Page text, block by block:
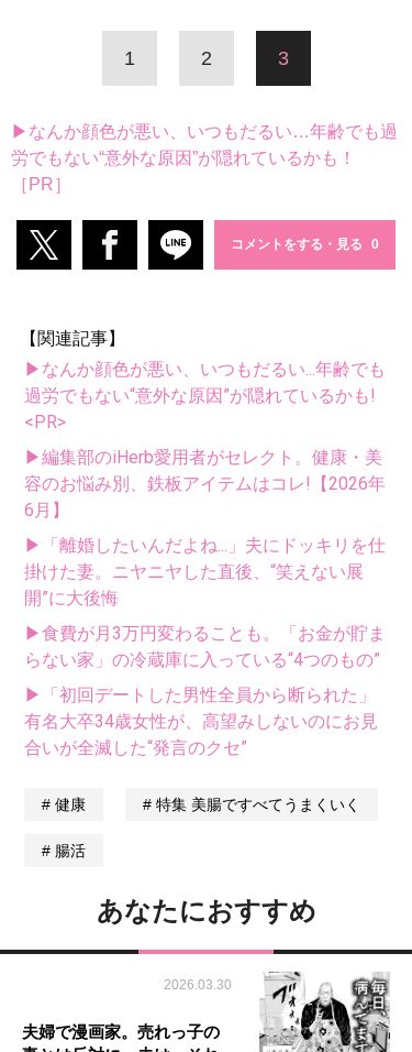
1 2 3
▶なんか顔色が悪い、いつもだるい…年齢でも過
労でもない“意外な原因”が隠れているかも！
［PR］
コメントをする・見る
【関連記事】
▶なんか顔色が悪い、いつもだるい...年齢でも
過労でもない“意外な原因”が隠れているかも!
<PR>
▶編集部のiHerb愛用者がセレクト。健康・美
容のお悩み別、鉄板アイテムはコレ!【2026年
6月】
▶「離婚したいんだよね...」夫にドッキリを仕
掛けた妻。ニヤニヤした直後、“笑えない展
開”に大後悔
▶食費が月3万円変わることも。「お金が貯ま
らない家」の冷蔵庫に入っている“4つのもの”
▶「初回デートした男性全員から断られた」
有名大卒34歳女性が、高望みしないのにお見
合いが全滅した“発言のクセ”
健康 特集 美腸ですべてうまくいく
腸活
あなたにおすすめ
2026.03.30
夫婦で漫画家。売れっ子の